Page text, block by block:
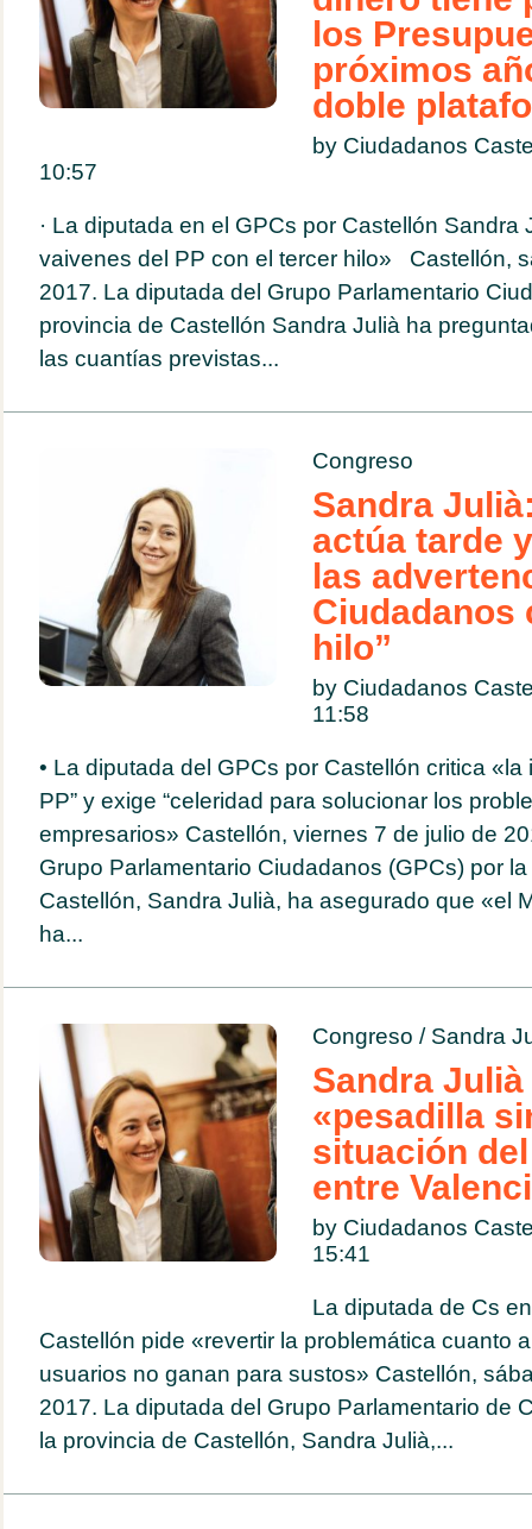
los
próximos
doble
by Ciudadanos
10:57
· La diputada en el GPCs por Castellón Sandra
vaivenes del PP con el tercer hilo» Castellón,
2017. La diputada del Grupo Parlamentario
provincia de Castellón Sandra Julià ha
las cuantías previstas...
Congreso
Sandra
actúa tarde
las
Ciudadanos
hilo”
by Ciudadanos
11:58
• La diputada del GPCs por Castellón critica
PP” y exige “celeridad para solucionar los
empresarios» Castellón, viernes 7 de julio de
Grupo Parlamentario Ciudadanos (GPCs) por
Castellón, Sandra Julià, ha asegurado que «el
ha...
Congreso / Sandra
Sandra
«pesadilla
situación
entre
by Ciudadanos
15:41
La diputada de Cs
Castellón pide «revertir la problemática cuanto
usuarios no ganan para sustos» Castellón,
2017. La diputada del Grupo Parlamentario de
la provincia de Castellón, Sandra Julià,...